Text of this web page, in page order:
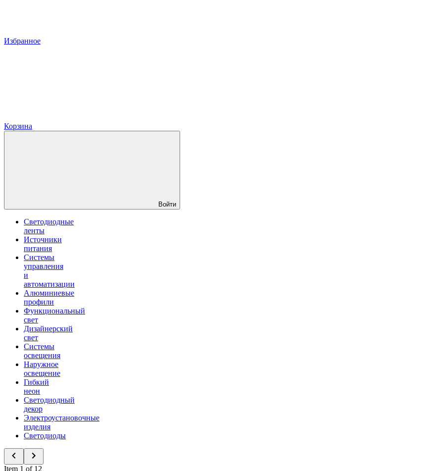
Избранное
Корзина
Войти
Светодиодные
ленты
Источники
питания
Системы
управления
и
автоматизации
Алюминиевые
профили
Функциональный
свет
Дизайнерский
свет
Системы
освещения
Наружное
освещение
Гибкий
неон
Светодиодный
декор
Электроустановочные
изделия
Светодиоды
Item 1 of 12